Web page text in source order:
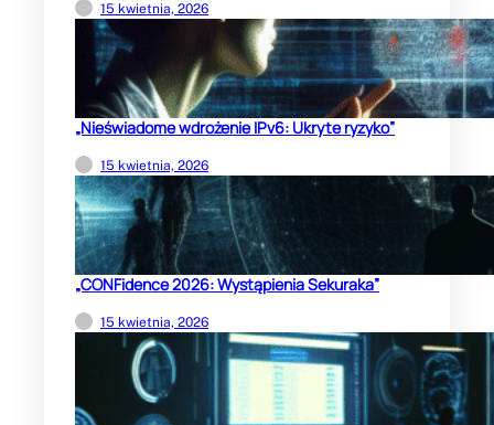
15 kwietnia, 2026
„Nieświadome wdrożenie IPv6: Ukryte ryzyko”
15 kwietnia, 2026
„CONFidence 2026: Wystąpienia Sekuraka”
15 kwietnia, 2026